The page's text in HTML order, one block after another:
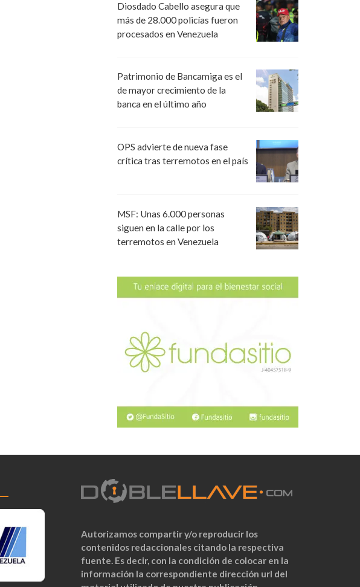
Diosdado Cabello asegura que
más de 28.000 policías fueron
procesados en Venezuela
Patrimonio de Bancamiga es el
de mayor crecimiento de la
banca en el último año
OPS advierte de nueva fase
crítica tras terremotos en el país
MSF: Unas 6.000 personas
siguen en la calle por los
terremotos en Venezuela
Autorizamos compartir y/o reproducir los
contenidos redaccionales citando la respectiva
fuente. Es decir, con la condición de colocar en la
información la correspondiente dirección url del